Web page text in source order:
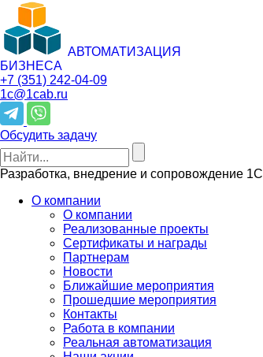
АВТОМАТИЗАЦИЯ
БИЗНЕСА
+7 (351) 242-04-09
1c@1cab.ru
Обсудить задачу
Разработка, внедрение и сопровождение 1С
О компании
О компании
Реализованные проекты
Сертификаты и награды
Партнерам
Новости
Ближайшие мероприятия
Прошедшие мероприятия
Контакты
Работа в компании
Реальная автоматизация